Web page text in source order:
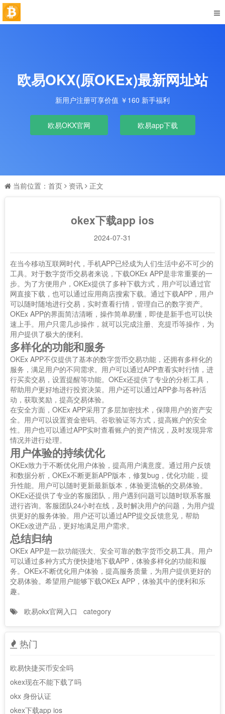
欧易OKX(原OKEx)最新网址站
新用户注册可享价值 ￥160 新手福利
欧易OKX官网 欧易app下载
当前位置： 首页 资讯 正文
okex下载app ios
2024-07-31
在当今移动互联网时代，手机APP已经成为人们生活中必不可少的
工具。对于数字货币交易者来说，下载OKEx APP是非常重要的一
步。为了方便用户，OKEx提供了多种下载方式，用户可以通过官
网直接下载，也可以通过应用商店搜索下载。通过下载APP，用户
可以随时随地进行交易，实时查看行情，管理自己的数字资产。
OKEx APP的界面简洁清晰，操作简单易懂，即使是新手也可以快
速上手。用户只需几步操作，就可以完成注册、充提币等操作，为
用户提供了极大的便利。
多样化的功能和服务
OKEx APP不仅提供了基本的数字货币交易功能，还拥有多样化的
服务，满足用户的不同需求。用户可以通过APP查看实时行情，进
行买卖交易，设置提醒等功能。OKEx还提供了专业的分析工具，
帮助用户更好地进行投资决策。用户还可以通过APP参与各种活
动，获取奖励，提高交易体验。
在安全方面，OKEx APP采用了多层加密技术，保障用户的资产安
全。用户可以设置资金密码、谷歌验证等方式，提高账户的安全
性。用户也可以通过APP实时查看账户的资产情况，及时发现异常
情况并进行处理。
用户体验的持续优化
OKEx致力于不断优化用户体验，提高用户满意度。通过用户反馈
和数据分析，OKEx不断更新APP版本，修复bug，优化功能，提
升性能。用户可以随时更新最新版本，体验更流畅的交易体验。
OKEx还提供了专业的客服团队，用户遇到问题可以随时联系客服
进行咨询。客服团队24小时在线，及时解决用户的问题，为用户提
供更好的服务体验。用户还可以通过APP提交反馈意见，帮助
OKEx改进产品，更好地满足用户需求。
总结归纳
OKEx APP是一款功能强大、安全可靠的数字货币交易工具。用户
可以通过多种方式方便快捷地下载APP，体验多样化的功能和服
务。OKEx不断优化用户体验，提高服务质量，为用户提供更好的
交易体验。希望用户能够下载OKEx APP，体验其中的便利和乐
趣。
欧易okx官网入口
category
热门
欧易快捷买币安全吗
okex现在不能下载了吗
okx 身份认证
okex下载app ios